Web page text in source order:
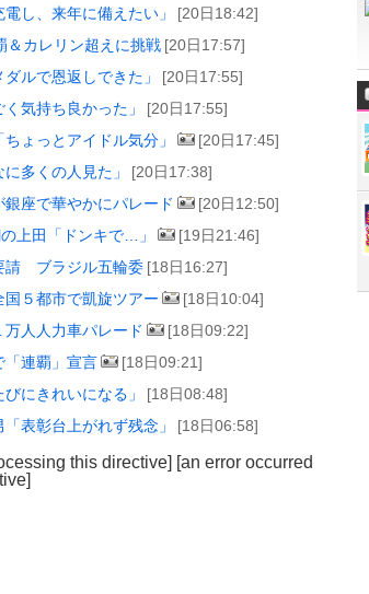
し、来年に備えたい」 [20日18:42]
＆カレリン超えに挑戦 [20日17:57]
ルで恩返しできた」 [20日17:55]
気持ち良かった」 [20日17:55]
ょっとアイドル気分」 [20日17:45]
多くの人見た」 [20日17:38]
座で華やかにパレード [20日12:50]
上田「ドンキで…」 [19日21:46]
請 ブラジル五輪委 [18日16:27]
５都市で凱旋ツアー [18日10:04]
人人力車パレード [18日09:22]
「連覇」宣言 [18日09:21]
びにきれいになる」 [18日08:48]
表彰台上がれず残念」 [18日06:58]
this directive] [an error occurred